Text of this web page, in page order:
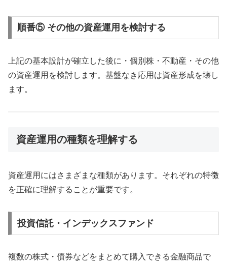
順番⑤ その他の資産運用を検討する
上記の基本設計が確立した後に・個別株・不動産・その他
の資産運用を検討します。基盤なき応用は資産形成を壊し
ます。
資産運用の種類を理解する
資産運用にはさまざまな種類があります。それぞれの特徴
を正確に理解することが重要です。
投資信託・インデックスファンド
複数の株式・債券などをまとめて購入できる金融商品で